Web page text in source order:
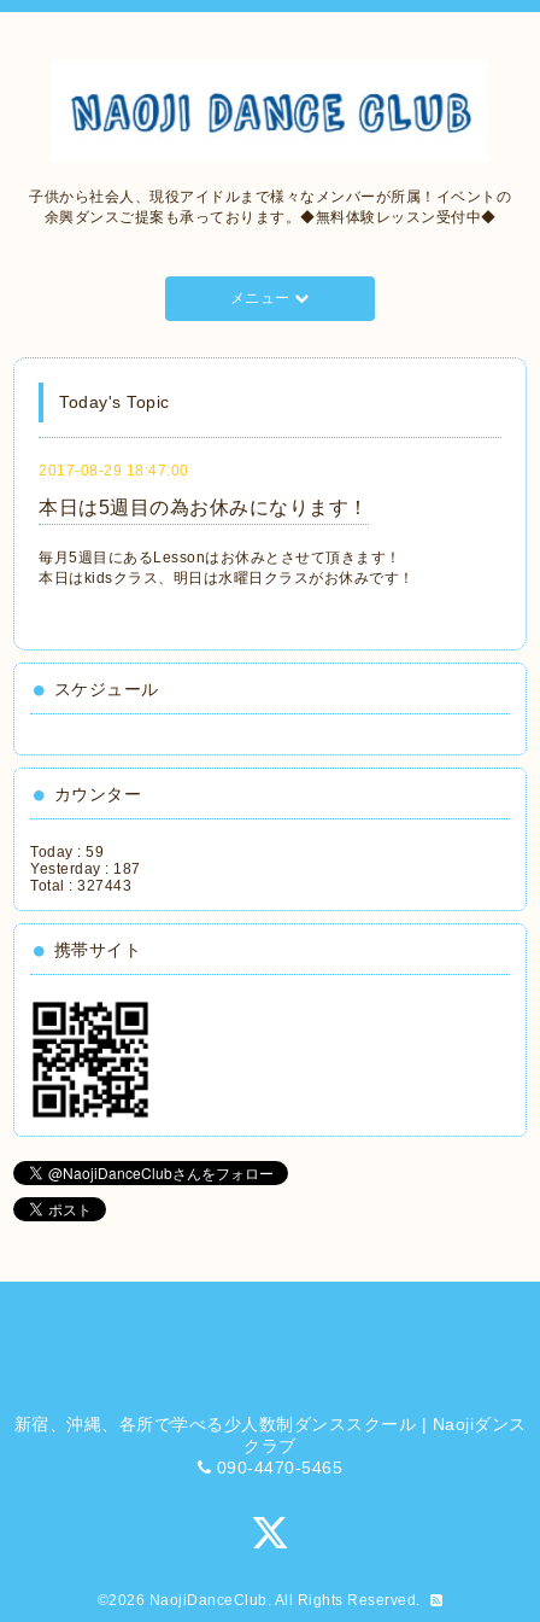
子供から社会人、現役アイドルまで様々なメンバーが所属！イベントの
余興ダンスご提案も承っております。◆無料体験レッスン受付中◆
メニュー
Today's Topic
2017-08-29 18:47:00
本日は5週目の為お休みになります！
毎月5週目にあるLessonはお休みとさせて頂きます！
本日はkidsクラス、明日は水曜日クラスがお休みです！
スケジュール
カウンター
Today :59
Yesterday : 187
Total :327443
携帯サイト
新宿、沖縄、各所で学べる少人数制ダンススクール | Naojiダンス
クラブ
090-4470-5465
©2026 NaojiDanceClub. All Rights Reserved.